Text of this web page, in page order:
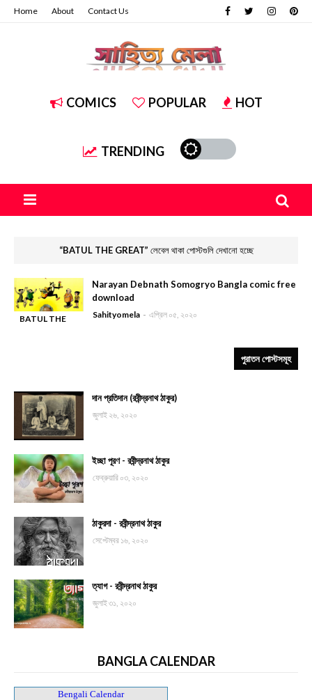
Home About Contact Us
COMICS POPULAR HOT
TRENDING
BATUL THE GREAT লেবেল থাকা পোস্টগুলি দেখানো হচ্ছে
BATUL THE
Narayan Debnath Somogryo Bangla comic free
download
Sahityomela এপ্রিল ০৫, ২০২০
পুরাতন পোস্টসমূহ
দান প্রতিদান (রবীন্দ্রনাথ ঠাকুর)
জুলাই ২৬, ২০২০
ইচ্ছা পূরণ - রবীন্দ্রনাথ ঠাকুর
ফেব্রুয়ারি ০৩, ২০২০
ঠাকুরদা - রবীন্দ্রনাথ ঠাকুর
সেপ্টেম্বর ১৬, ২০২০
ত্যাগ - রবীন্দ্রনাথ ঠাকুর
জুলাই ৩১, ২০২০
BANGLA CALENDAR